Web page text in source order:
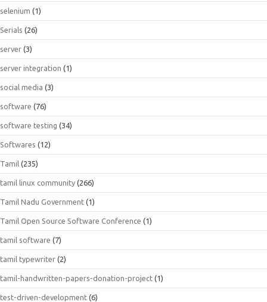
selenium (1)
Serials (26)
server (3)
server integration (1)
social media (3)
software (76)
software testing (34)
Softwares (12)
Tamil (235)
tamil linux community (266)
Tamil Nadu Government (1)
Tamil Open Source Software Conference (1)
tamil software (7)
tamil typewriter (2)
tamil-handwritten-papers-donation-project (1)
test-driven-development (6)